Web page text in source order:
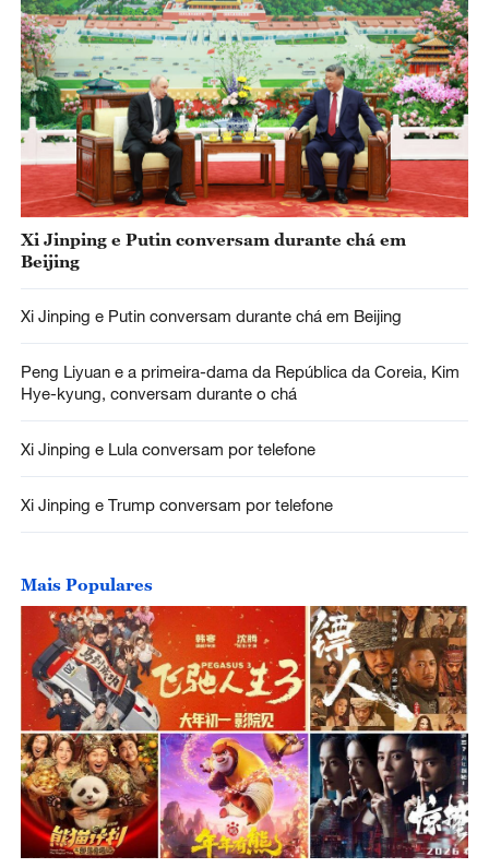
Xi Jinping e Putin conversam durante chá em
Beijing
Xi Jinping e Putin conversam durante chá em Beijing
Peng Liyuan e a primeira-dama da República da Coreia, Kim
Hye-kyung, conversam durante o chá
Xi Jinping e Lula conversam por telefone
Xi Jinping e Trump conversam por telefone
Mais Populares